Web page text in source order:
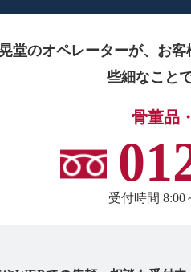
堂のオペレーターが、お
些細なこと
骨董品
受付時間